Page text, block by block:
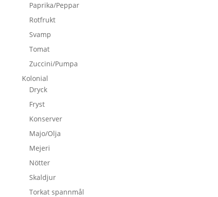
Paprika/Peppar
Rotfrukt
Svamp
Tomat
Zuccini/Pumpa
Kolonial
Dryck
Fryst
Konserver
Majo/Olja
Mejeri
Nötter
Skaldjur
Torkat spannmål